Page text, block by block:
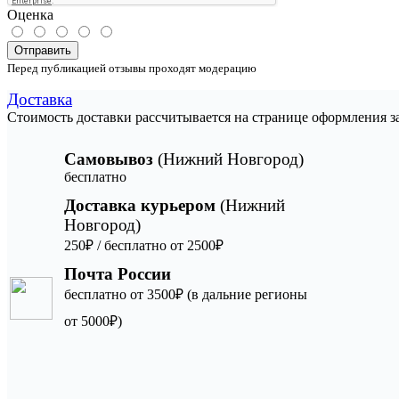
Оценка
Отправить
Перед публикацией отзывы проходят модерацию
Доставка
Стоимость доставки рассчитывается на странице оформления
Самовывоз (Нижний Новгород)
бесплатно
Доставка курьером (Нижний
Новгород)
250₽ / бесплатно от 2500₽
Почта России
бесплатно от 3500₽ (в дальние регионы
от 5000₽)